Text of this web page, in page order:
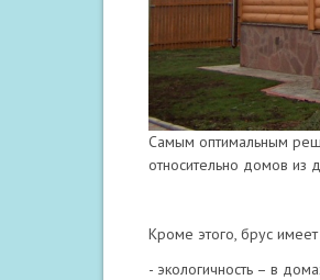
Самым оптимальным
относительно домов из
Кроме этого, брус
- экологичность – в